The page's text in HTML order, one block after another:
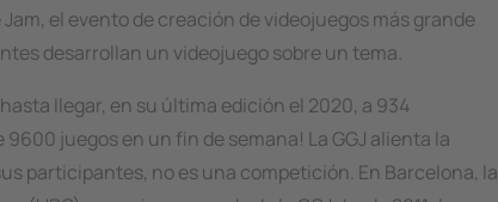
el evento de creación de videojuegos más grande
desarrollan un videojuego sobre un tema.
llegar, en su última edición el 2020, a 934
juegos en un fin de semana! La GGJ alienta la
participantes, no es una competición. En Barcelona, la